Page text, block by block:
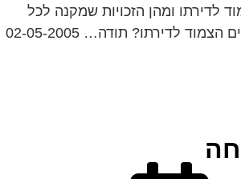
ומהן הזכויות שמקנה לכל
בעל דירה חלק מסויים הצמוד לדירתו? תודה… 02-05-2005